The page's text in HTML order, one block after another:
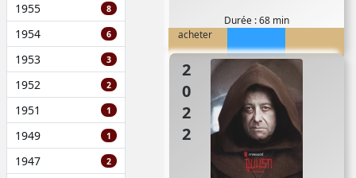
1955 8
1954 6
1953 3
1952 2
1951 1
1949 1
1947 2
Durée : 68 min
acheter
2022